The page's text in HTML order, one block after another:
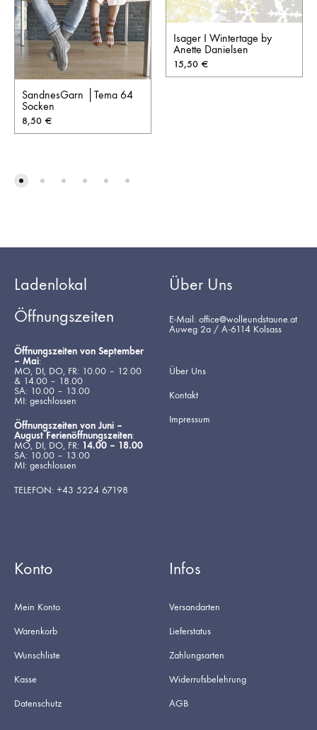
SandnesGarn │Tema 64
Socken
8,50 €
Isager I Wintertage by
Anette Danielsen
15,50 €
Ladenlokal
Öffnungszeiten
Öffnungszeiten von September
– Mai:
MO, DI, DO, FR: 10.00 – 12.00
& 14.00 – 18.00
SA: 10.00 – 13.00
MI: geschlossen
Öffnungszeiten von Juni –
August Ferienöffnungszeiten:
MO, DI, DO, FR: 14.00 – 18.00
SA: 10.00 – 13.00
MI: geschlossen
TELEFON: +43 5224 67198
Über Uns
E-Mail: office@wolleundstaune.at
Auweg 2a / A-6114 Kolsass
Über Uns
Kontakt
Impressum
Konto
Mein Konto
Warenkorb
Wunschliste
Kasse
Datenschutz
Infos
Versandarten
Lieferstatus
Zahlungsarten
Widerrufsbelehrung
AGB